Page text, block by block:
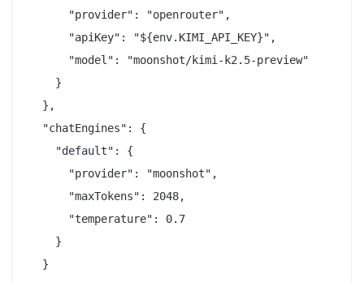
      "provider": "openrouter",
      "apiKey": "${env.KIMI_API_KEY}",
      "model": "moonshot/kimi-k2.5-preview"
    }
  },
  "chatEngines": {
    "default": {
      "provider": "moonshot",
      "maxTokens": 2048,
      "temperature": 0.7
    }
  }